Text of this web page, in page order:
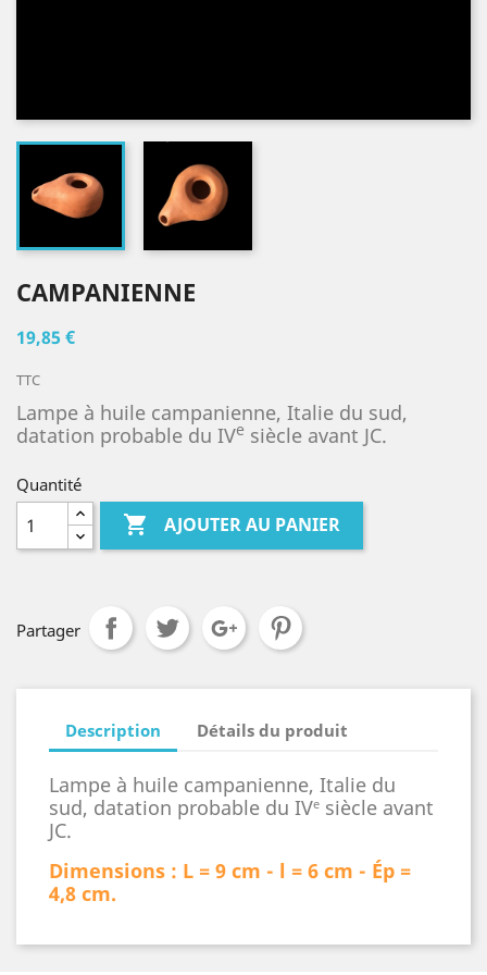
CAMPANIENNE
19,85 €
TTC
Lampe à huile campanienne, Italie du sud,
datation probable du IVe siècle avant JC.
Quantité
 AJOUTER AU PANIER
Partager
Description Détails du produit
Lampe à huile campanienne, Italie du
sud, datation probable du IVe siècle avant
JC.
Dimensions : L = 9 cm - l = 6 cm - Ép =
4,8 cm.